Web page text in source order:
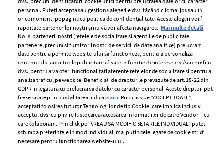
părului
ELLE Style Awards
2024
Despre ELLE
Romania
Termeni si conditii
Politica de
confidențialitate
Politica de cookies
personal. Puteți accepta sau gestiona alegerile dvs. făcând clic mai jos sau în
orice moment, pe pagina cu politica de confidențialitate. Aceste alegeri vor fi
raportate partenerilor noștri și nu vă vor afecta navigarea. Mai multe detalii
Noi si partenerii nostri (retelele de socializare si agentiile de publicitate
partenere, precum si furnizorii nostri de servicii de date analitice) prelucram
date pentru a permite website-ului sa functioneze, pentru a personaliza
continutul si anunturile publicitare afisate in functie de interesele si/sau profilul
dvs., pentru a va oferi functionalitati aferente retelelor de socializare si pentru a
analiza traficul pe website. Beneficiati de drepturile prevazute de art. 15-22 din
GDPR in legatura cu prelucrarea datelor cu caracter personal. Aceste drepturi pot
fi exercitate prin modalitatea indicataaici. Prin click pe “ACCEPT TOATE”,
acceptati folosirea tuturor Tehnologiilor de tip Cookie, care implica inclusiv
acceptul dvs. cu privire la stocarea/accesarea informatiilor de catre Vendor-ii cu
care colaboram. Prin click pe “VREAU SA MODIFIC SETARILE INDIVIDUAL” puteti
schimba preferintele in mod individual, mai putin cele legate de cookie strict
necesare pentru functionarea website-ului.